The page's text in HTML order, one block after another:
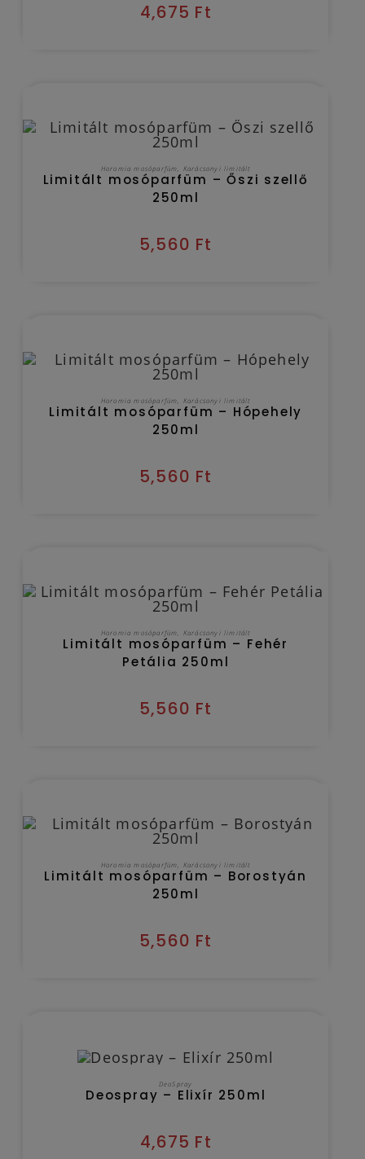
4,675 Ft
KOSÁRBA TESZEM
Horomia mosóparfüm Karácsonyi limitált
Limitált mosóparfüm – Őszi szellő
250ml
5,560 Ft
KOSÁRBA TESZEM
Horomia mosóparfüm Karácsonyi limitált
Limitált mosóparfüm – Hópehely
250ml
5,560 Ft
KOSÁRBA TESZEM
Horomia mosóparfüm Karácsonyi limitált
Limitált mosóparfüm – Fehér
Petália 250ml
5,560 Ft
KOSÁRBA TESZEM
Horomia mosóparfüm Karácsonyi limitált
Limitált mosóparfüm – Borostyán
250ml
5,560 Ft
KOSÁRBA TESZEM
DeoSpray
Deospray – Elixír 250ml
4,675 Ft